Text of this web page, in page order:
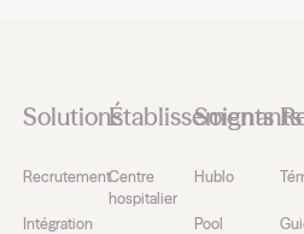
Solutions
Recrutement
Intégration
Établissements
Centre
hospitalier
Soignants
Hublo
Pool